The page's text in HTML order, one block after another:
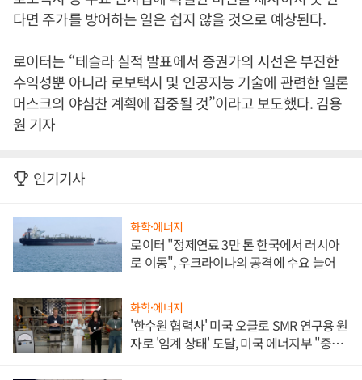
다면 주가를 방어하는 일은 쉽지 않을 것으로 예상된다.
로이터는 “테슬라 실적 발표에서 증권가의 시선은 부진한
수익성뿐 아니라 로보택시 및 인공지능 기술에 관련한 일론
머스크의 야심찬 계획에 집중될 것”이라고 보도했다. 김용
원 기자
인기기사
화학·에너지
로이터 "정제연료 3만 톤 한국에서 러시아
로 이동", 우크라이나의 공격에 수요 늘어
화학·에너지
'한수원 협력사' 미국 오클로 SMR 연구용 원
자로 '임계 상태' 도달, 미국 에너지부 "중요